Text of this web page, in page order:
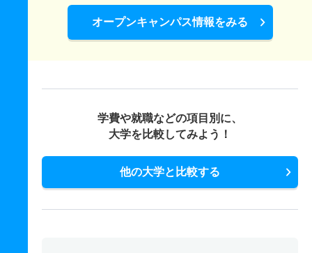
オープンキャンパス情報をみる
学費や就職などの項目別に、
大学を比較してみよう！
他の大学と比較する